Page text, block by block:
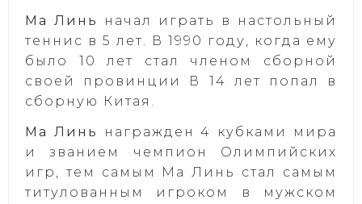
Ма Линь
начал играть в настольный
теннис в 5 лет. В 1990 году, когда ему
было 10 лет стал членом сборной
своей провинции В 14 лет попал в
сборную Китая.
Ма Линь
награжден 4 кубками мира
и званием чемпион Олимпийских
игр, тем самым Ма Линь стал самым
титулованным игроком в мужском